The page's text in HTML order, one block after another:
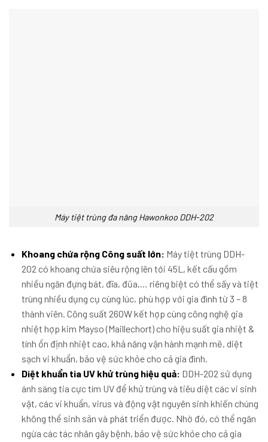
Máy tiệt trùng đa năng Hawonkoo DDH-202
Khoang chứa rộng Công suất lớn: Máy tiệt trùng DDH-
202 có khoang chứa siêu rộng lên tới 45L, kết cấu gồm
nhiều ngăn đựng bát, đĩa, đũa,… riêng biệt có thể sấy và tiệt
trùng nhiều dụng cụ cùng lúc, phù hợp với gia đình từ 3 – 8
thành viên. Công suất 260W kết hợp cùng công nghệ gia
nhiệt hợp kim Mayso (Maillechort) cho hiệu suất gia nhiệt &
tính ổn định nhiệt cao, khả năng vận hành mạnh mẽ, diệt
sạch vi khuẩn, bảo vệ sức khỏe cho cả gia đình.
Diệt khuẩn tia UV khử trùng hiệu quả: DDH-202 sử dụng
ánh sáng tia cực tím UV để khử trùng và tiêu diệt các vi sinh
vật, các vi khuẩn, virus và động vật nguyên sinh khiến chúng
không thể sinh sản và phát triển được. Nhờ đó, có thể ngăn
ngừa các tác nhân gây bệnh, bảo vệ sức khỏe cho cả gia